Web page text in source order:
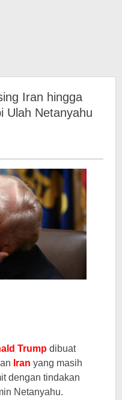
Iran hingga
Ulah Netanyahu
Trump dibuat
Iran yang masih
dengan tindakan
Netanyahu.